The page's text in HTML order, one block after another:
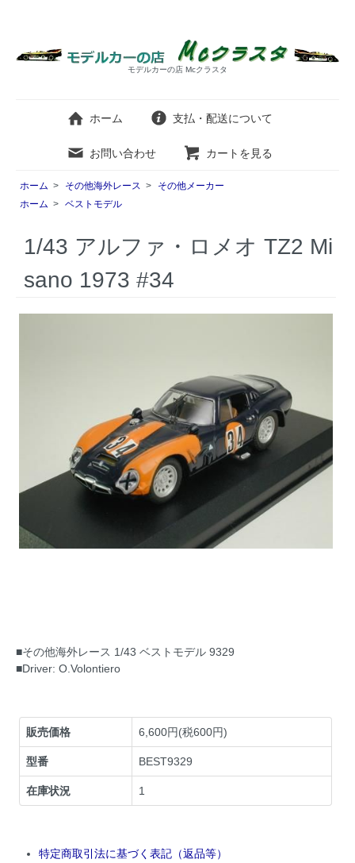
モデルカーの店 Mcクラスタ
ホーム 支払・配送について
お問い合わせ カートを見る
ホーム > その他海外レース >
その他メーカー
ホーム > ベストモデル
1/43 アルファ・ロメオ TZ2 Mi
sano 1973 #34
■その他海外レース 1/43 ベストモデル 9329
■Driver: O.Volontiero
販売価格 6,600円(税600円)
型番 BEST9329
在庫状況 1
特定商取引法に基づく表記（返品等）